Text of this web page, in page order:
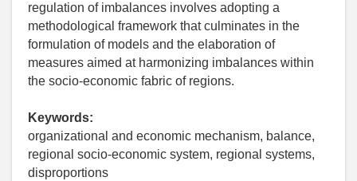
regulation of imbalances involves adopting a
methodological framework that culminates in the
formulation of models and the elaboration of
measures aimed at harmonizing imbalances within
the socio-economic fabric of regions.
Keywords:
organizational and economic mechanism, balance,
regional socio-economic system, regional systems,
disproportions